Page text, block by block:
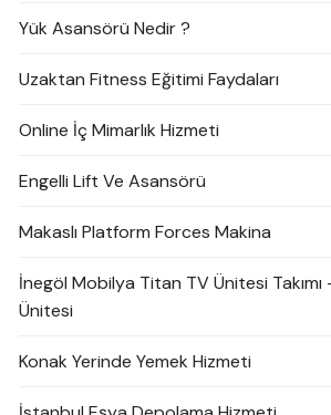
Yük Asansörü Nedir ?
Uzaktan Fitness Eğitimi Faydaları
Online İç Mimarlık Hizmeti
Engelli Lift Ve Asansörü
Makaslı Platform Forces Makina
İnegöl Mobilya Titan TV Ünitesi
Ünitesi
Konak Yerinde Yemek Hizmeti